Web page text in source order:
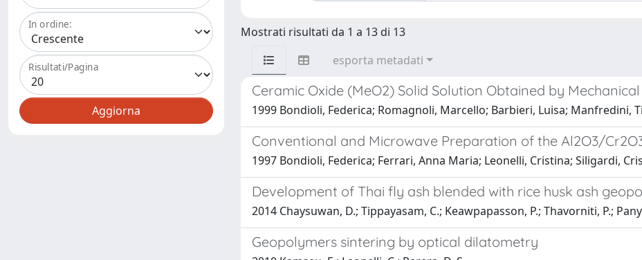
In ordine:
Risultati/Pagina
Mostrati risultati da 1 a 13 di 13
esporta metadati
Ceramic Oxide (MeO2) Solid Solution Obtained by
1999 Bondioli, Federica; Romagnoli, Marcello; Barbieri, Luisa; Manfredini,
Conventional and Microwave Preparation of the Al2O3/
1997 Bondioli, Federica; Ferrari, Anna Maria; Leonelli, Cristina; Siligardi,
Development of Thai fly ash blended with rice husk ash
2014 Chaysuwan, D.; Tippayasam, C.; Keawpapasson, P.; Thavorniti, P.;
Geopolymers sintering by optical dilatometry